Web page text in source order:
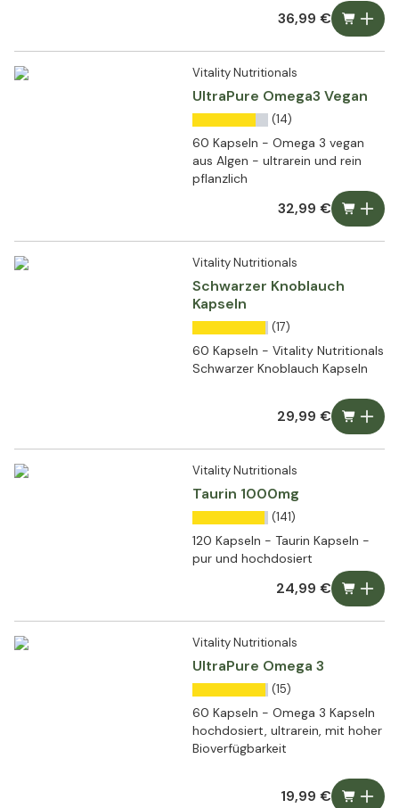
36,99 €
Vitality Nutritionals
UltraPure Omega3 Vegan
(14)
60 Kapseln - Omega 3 vegan
aus Algen - ultrarein und rein
pflanzlich
32,99 €
Vitality Nutritionals
Schwarzer Knoblauch
Kapseln
(17)
60 Kapseln - Vitality Nutritionals
Schwarzer Knoblauch Kapseln
29,99 €
Vitality Nutritionals
Taurin 1000mg
(141)
120 Kapseln - Taurin Kapseln -
pur und hochdosiert
24,99 €
Vitality Nutritionals
UltraPure Omega 3
(15)
60 Kapseln - Omega 3 Kapseln
hochdosiert, ultrarein, mit hoher
Bioverfügbarkeit
19,99 €